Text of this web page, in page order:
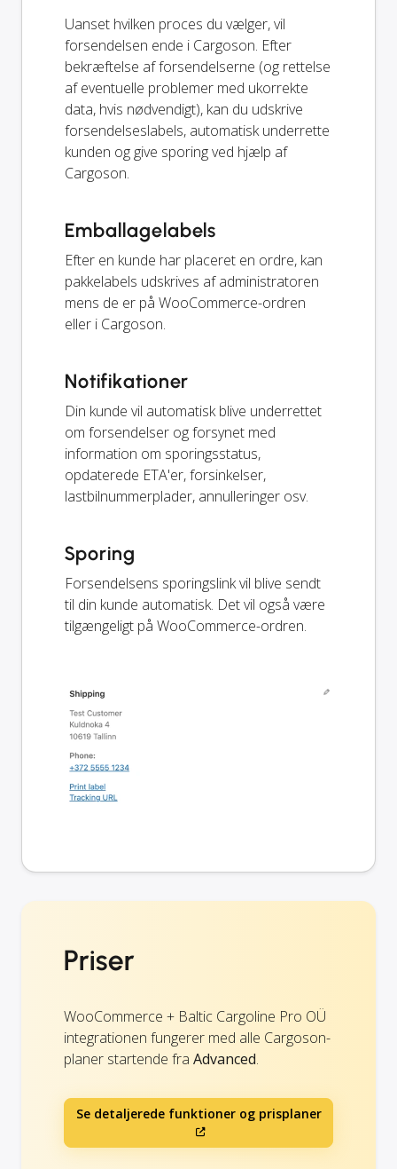
Uanset hvilken proces du vælger, vil
forsendelsen ende i Cargoson. Efter
bekræftelse af forsendelserne (og rettelse
af eventuelle problemer med ukorrekte
data, hvis nødvendigt), kan du udskrive
forsendelseslabels, automatisk underrette
kunden og give sporing ved hjælp af
Cargoson.
Emballagelabels
Efter en kunde har placeret en ordre, kan
pakkelabels udskrives af administratoren
mens de er på WooCommerce-ordren
eller i Cargoson.
Notifikationer
Din kunde vil automatisk blive underrettet
om forsendelser og forsynet med
information om sporingsstatus,
opdaterede ETA'er, forsinkelser,
lastbilnummerplader, annulleringer osv.
Sporing
Forsendelsens sporingslink vil blive sendt
til din kunde automatisk. Det vil også være
tilgængeligt på WooCommerce-ordren.
Priser
WooCommerce + Baltic Cargoline Pro OÜ
integrationen fungerer med alle Cargoson-
planer startende fra Advanced.
Se detaljerede funktioner og prisplaner